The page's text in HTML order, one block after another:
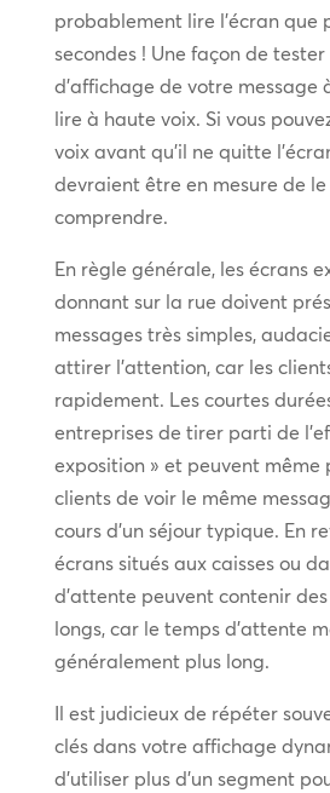
probablement lire l’écran que
secondes ! Une façon de
d’affichage de votre message
lire à haute voix. Si vous
voix avant qu’il ne quitte
devraient être en mesure de
comprendre.
En règle générale, les écrans
donnant sur la rue doivent
messages très simples,
attirer l’attention, car les
rapidement. Les courtes
entreprises de tirer parti de
exposition » et peuvent
clients de voir le même
cours d’un séjour typique. En
écrans situés aux caisses ou
d’attente peuvent contenir
longs, car le temps d’attente
généralement plus long.
Il est judicieux de répéter
clés dans votre affichage
d’utiliser plus d’un segment